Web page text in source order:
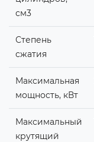
см3
Степень
сжатия
Максимальная
мощность, кВт
Максимальный
крутящий